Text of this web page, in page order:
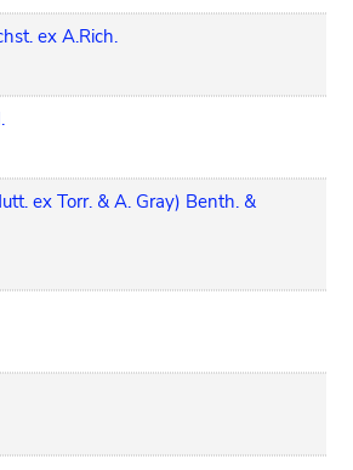
ex A.Rich.
ex Torr. & A. Gray) Benth. &